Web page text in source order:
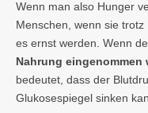
Wenn man also Hunger
Menschen, wenn sie
es ernst werden. Wenn
Nahrung eingenommen
bedeutet, dass der
Glukosespiegel sinken